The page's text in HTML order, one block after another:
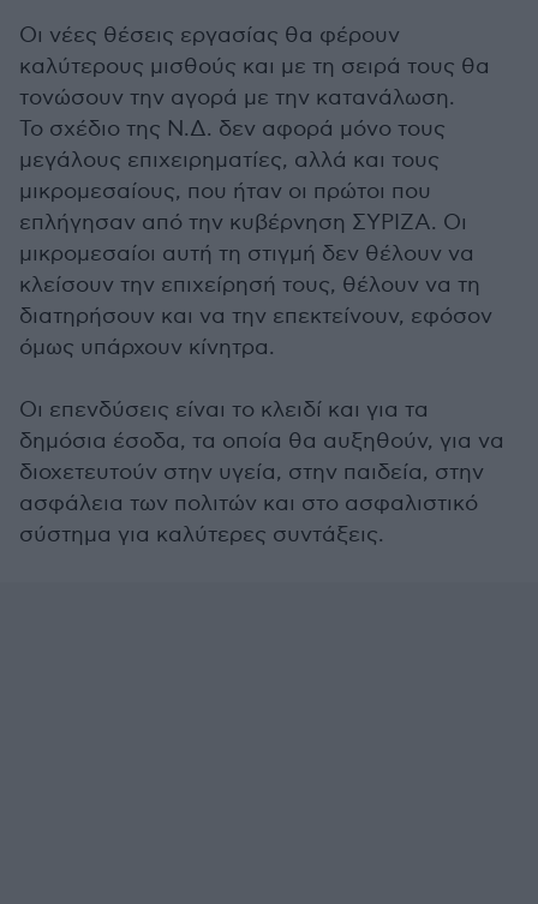
Οι νέες θέσεις εργασίας θα φέρουν
καλύτερους μισθούς και με τη σειρά τους θα
τονώσουν την αγορά με την κατανάλωση.
Το σχέδιο της Ν.Δ. δεν αφορά μόνο τους
μεγάλους επιχειρηματίες, αλλά και τους
μικρομεσαίους, που ήταν οι πρώτοι που
επλήγησαν από την κυβέρνηση ΣΥΡΙΖΑ. Οι
μικρομεσαίοι αυτή τη στιγμή δεν θέλουν να
κλείσουν την επιχείρησή τους, θέλουν να τη
διατηρήσουν και να την επεκτείνουν, εφόσον
όμως υπάρχουν κίνητρα.
Οι επενδύσεις είναι το κλειδί και για τα
δημόσια έσοδα, τα οποία θα αυξηθούν, για να
διοχετευτούν στην υγεία, στην παιδεία, στην
ασφάλεια των πολιτών και στο ασφαλιστικό
σύστημα για καλύτερες συντάξεις.